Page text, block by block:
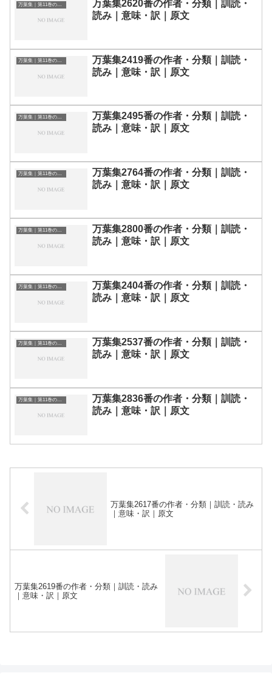
万葉集｜第11巻の和歌一覧
万葉集2620番の作者・分類｜訓読・
読み｜意味・訳｜原文
万葉集｜第11巻の和歌一覧
万葉集2419番の作者・分類｜訓読・
読み｜意味・訳｜原文
万葉集｜第11巻の和歌一覧
万葉集2495番の作者・分類｜訓読・
読み｜意味・訳｜原文
万葉集｜第11巻の和歌一覧
万葉集2764番の作者・分類｜訓読・
読み｜意味・訳｜原文
万葉集｜第11巻の和歌一覧
万葉集2800番の作者・分類｜訓読・
読み｜意味・訳｜原文
万葉集｜第11巻の和歌一覧
万葉集2404番の作者・分類｜訓読・
読み｜意味・訳｜原文
万葉集｜第11巻の和歌一覧
万葉集2537番の作者・分類｜訓読・
読み｜意味・訳｜原文
万葉集｜第11巻の和歌一覧
万葉集2836番の作者・分類｜訓読・
読み｜意味・訳｜原文
万葉集2617番の作者・分類｜訓読・読み
｜意味・訳｜原文
万葉集2619番の作者・分類｜訓読・読み
｜意味・訳｜原文